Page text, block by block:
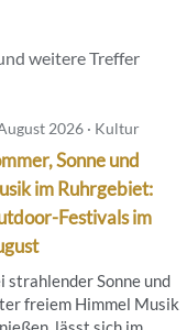
weitere Treffer
2026 · Kultur
Sonne und
im Ruhrgebiet:
Festivals im
strahlender Sonne und
freiem Himmel Musik